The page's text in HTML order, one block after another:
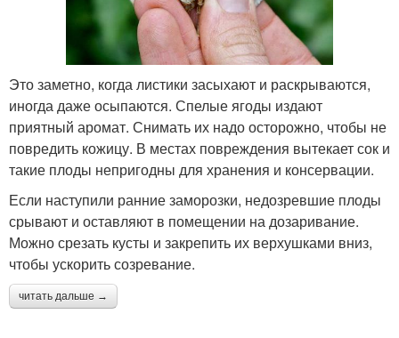
Это заметно, когда листики засыхают и раскрываются,
иногда даже осыпаются. Спелые ягоды издают
приятный аромат. Снимать их надо осторожно, чтобы не
повредить кожицу. В местах повреждения вытекает сок и
такие плоды непригодны для хранения и консервации.
Если наступили ранние заморозки, недозревшие плоды
срывают и оставляют в помещении на дозаривание.
Можно срезать кусты и закрепить их верхушками вниз,
чтобы ускорить созревание.
читать дальше →